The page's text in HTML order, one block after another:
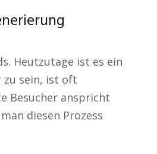
Heutzutage ist es ein
zu sein, ist oft
Besucher anspricht
diesen Prozess